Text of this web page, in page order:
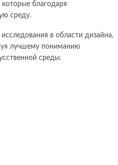
благодаря
среду.
в области дизайна,
лучшему пониманию
среды.